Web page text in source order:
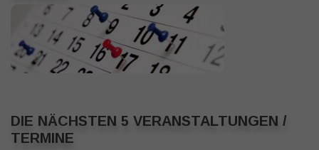
DIE NÄCHSTEN 5 VERANSTALTUNGEN /
TERMINE